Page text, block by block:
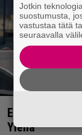
Eppu
Ylellä
Jotkin
suostumusta,
vastustaa tätä
seuraavalla